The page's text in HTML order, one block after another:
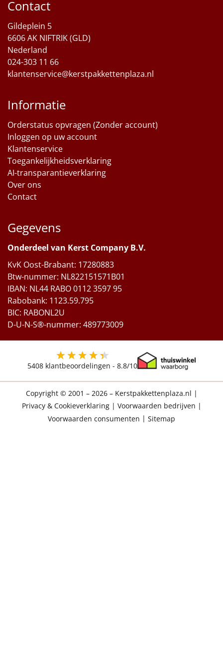
Particulier
Kerstgeschenken 2026
Cadeaubon
Per stuk
Alle overige
Contact
Gildeplein 5
6606 AK NIFTRIK (GLD)
Nederland
024-303 11 66
klantenservice@kerstpakkettenplaza.nl
Informatie
Orderstatus opvragen (Zonder account)
Inloggen op uw account
Klantenservice
Toegankelijkheidsverklaring
AI-transparantieverklaring
Over ons
Contact
Gegevens
Onderdeel van Kerst Company B.V.
KvK Oost-Brabant: 17280883
Btw-nummer: NL822151571B01
IBAN: NL44 RABO 0112 3597 95
Rabobank: 1123.59.795
BIC: RABONL2U
D-U-N-S®-nummer: 489773009
5408 klantbeoordelingen - 8.8/10
Copyright © 2001 – 2026 – Kerstpakkettenplaza.nl |
Privacy & Cookieverklaring| Voorwaarden bedrijven |
Voorwaarden consumenten | Sitemap